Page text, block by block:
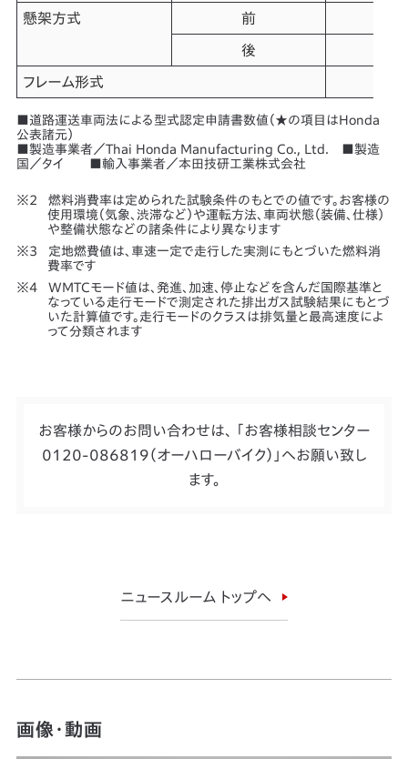
懸架方式 前
後
フレーム形式
■道路運送車両法による型式認定申請書数値（★の項目はHonda
公表諸元）
■製造事業者／Thai Honda Manufacturing Co., Ltd. ■製造
国／タイ ■輸入事業者／本田技研工業株式会社
燃料消費率は定められた試験条件のもとでの値です。お客様の
使用環境（気象、渋滞など）や運転方法、車両状態（装備、仕様）
や整備状態などの諸条件により異なります
定地燃費値は、車速一定で走行した実測にもとづいた燃料消
費率です
WMTCモード値は、発進、加速、停止などを含んだ国際基準と
なっている走行モードで測定された排出ガス試験結果にもとづ
いた計算値です。走行モードのクラスは排気量と最高速度によ
って分類されます
お客様からのお問い合わせは、 「お客様相談センター
0120-086819（オーハローバイク）」へお願い致し
ます。
ニュースルーム トップへ
画像・動画